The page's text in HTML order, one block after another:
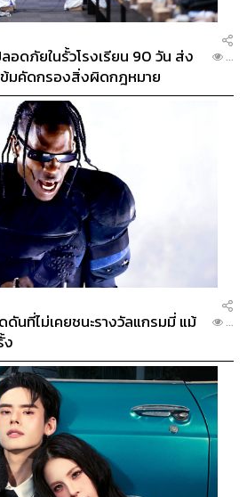
อดภัยในรั้วโรงเรียน 90 วัน ส่ง
มคัดกรองสิ่งผิดกฎหมาย
...
นที่ไม่เคยชนะรางวัลแกรมมี่ แม้
ง
...